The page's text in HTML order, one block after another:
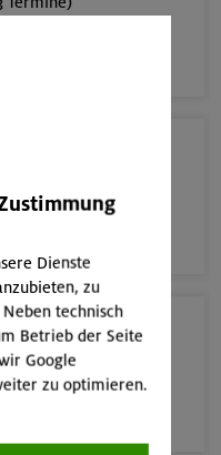
Dienste
zu
technisch
Betrieb der Seite
Google
zu optimieren.